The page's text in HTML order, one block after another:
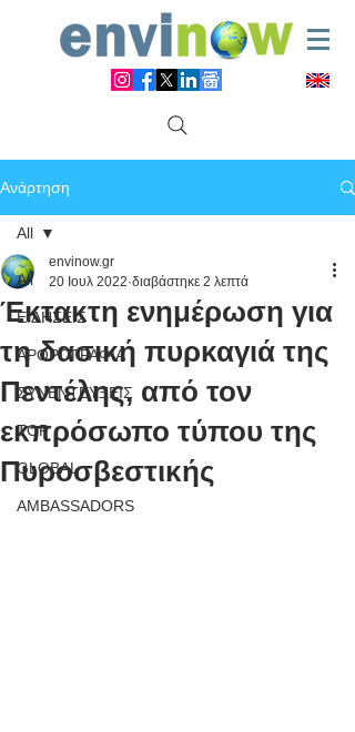
Ανάρτηση
All
ΕΙΔΗΣΕΙΣ
ΑΡΘΡΟΓΡΑΦΙΑ
ΣΥΝΕΝΤΕΥΞΕΙΣ
TOP
GLOBAL
AMBASSADORS
All
Έκτακτη ενημέρωση για
τη δασική πυρκαγιά της
Πεντέλης, από τον
εκπρόσωπο τύπου της
Πυροσβεστικής
envinow.gr
20 Ιουλ 2022 διαβάστηκε 2 λεπτά